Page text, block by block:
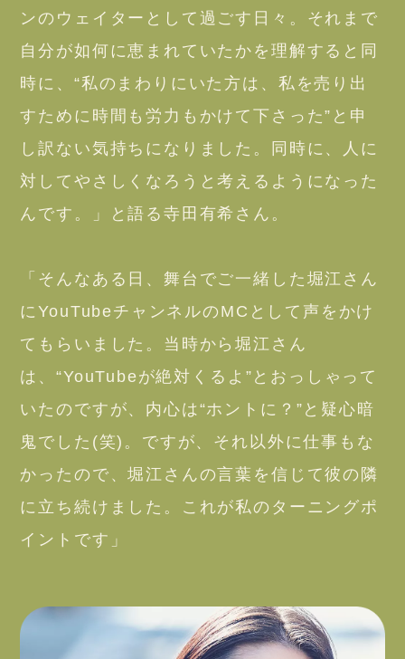
ンのウェイターとして過ごす日々。それまで
自分が如何に恵まれていたかを理解すると同
時に、“私のまわりにいた方は、私を売り出
すために時間も労力もかけて下さった”と申
し訳ない気持ちになりました。同時に、人に
対してやさしくなろうと考えるようになった
んです。」と語る寺田有希さん。
「そんなある日、舞台でご一緒した堀江さん
にYouTubeチャンネルのMCとして声をかけ
てもらいました。当時から堀江さん
は、“YouTubeが絶対くるよ”とおっしゃって
いたのですが、内心は“ホントに？”と疑心暗
鬼でした(笑)。ですが、それ以外に仕事もな
かったので、堀江さんの言葉を信じて彼の隣
に立ち続けました。これが私のターニングポ
イントです」